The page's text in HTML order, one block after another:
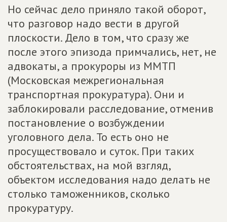
Но сейчас дело приняло такой оборот,
что разговор надо вести в другой
плоскости. Дело в том, что сразу же
после этого эпизода примчались, нет, не
адвокаты, а прокуроры из ММТП
(Московская межрегиональная
транспортная прокуратура). Они и
заблокировали расследование, отменив
постановление о возбуждении
уголовного дела. То есть оно не
просуществовало и суток. При таких
обстоятельствах, на мой взгляд,
объектом исследования надо делать не
столько таможенников, сколько
прокуратуру.